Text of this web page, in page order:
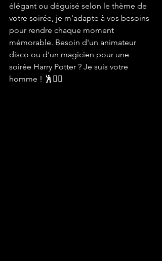
élégant ou déguisé selon le thème de
votre soirée, je m'adapte à vos besoins
pour rendre chaque moment
mémorable. Besoin d'un animateur
disco ou d'un magicien pour une
soirée Harry Potter ? Je suis votre
homme ! 🕺🧙‍♂️